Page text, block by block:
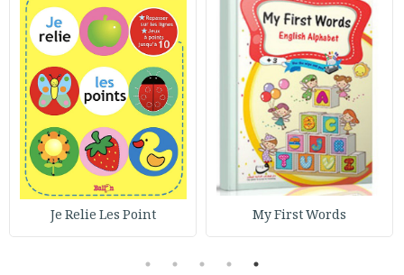
My First Words
Je Relie Les Point
1
2
3
4
5